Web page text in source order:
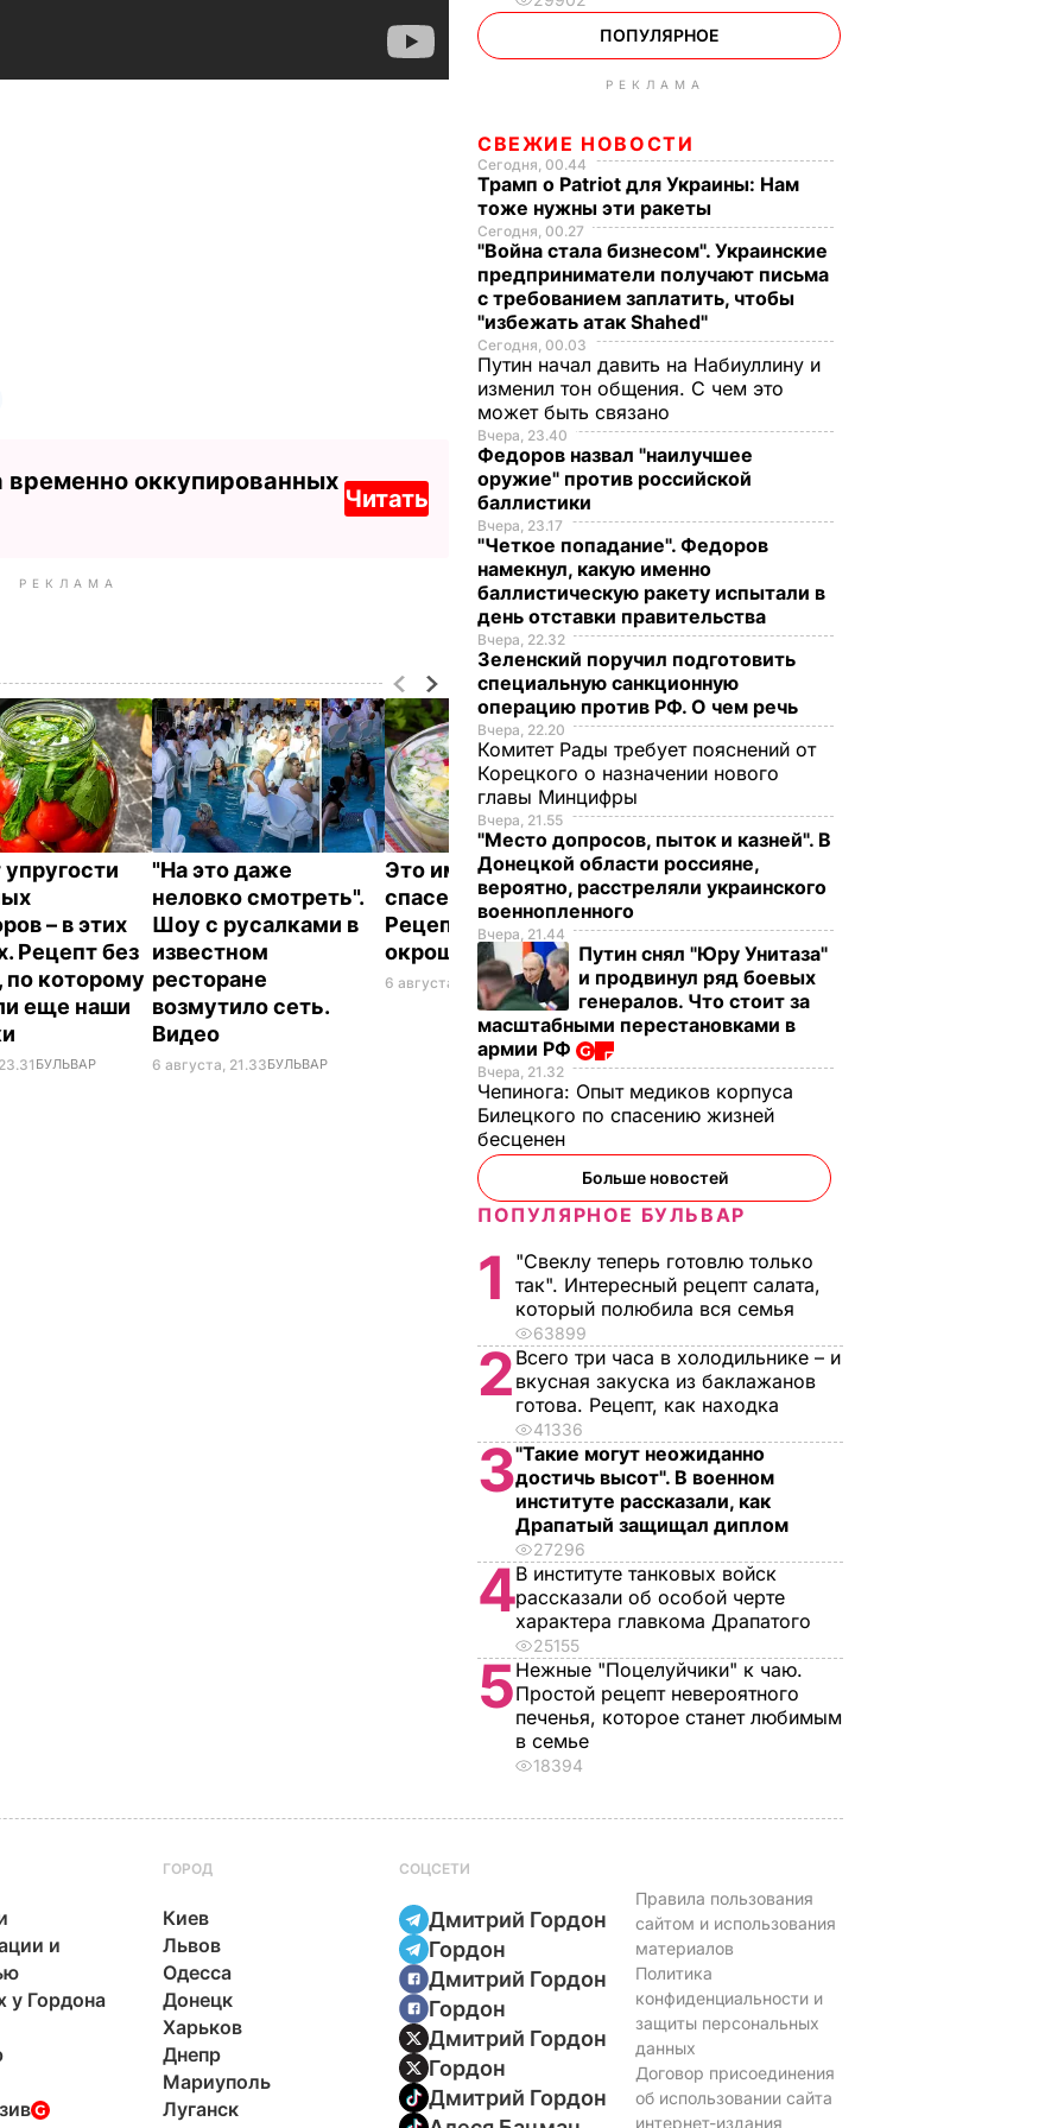
временно оккупированных
Читать
РЕКЛАМА
– в этих
Рецепт без
по которому
еще наши
БУЛЬВАР
"На это даже
неловко смотреть".
Шоу с русалками в
известном
ресторане
возмутило сеть.
Видео
6 августа, 21.33БУЛЬВАР
Это именно то, что
спасет в жару.
Рецепт вкуснейшей
окрошки
6 августа, 18.21БУЛЬВАР
"Хрустящие
снаружи и нежные
внутри". Самые
вкусные жареные
кабачки
6 августа, 18.09БУЛЬВАР
ПОПУЛЯРНОЕ
РЕКЛАМА
СВЕЖИЕ НОВОСТИ
Сегодня, 00.44
Трамп о Patriot для Украины: Нам
тоже нужны эти ракеты
Сегодня, 00.27
"Война стала бизнесом". Украинские
предприниматели получают письма
с требованием заплатить, чтобы
"избежать атак Shahed"
Сегодня, 00.03
Путин начал давить на Набиуллину и
изменил тон общения. С чем это
может быть связано
Вчера, 23.40
Федоров назвал "наилучшее
оружие" против российской
баллистики
Вчера, 23.17
"Четкое попадание". Федоров
намекнул, какую именно
баллистическую ракету испытали в
день отставки правительства
Вчера, 22.32
Зеленский поручил подготовить
специальную санкционную
операцию против РФ. О чем речь
Вчера, 22.20
Комитет Рады требует пояснений от
Корецкого о назначении нового
главы Минцифры
Вчера, 21.55
"Место допросов, пыток и казней". В
Донецкой области россияне,
вероятно, расстреляли украинского
военнопленного
Вчера, 21.44
Путин снял "Юру Унитаза"
и продвинул ряд боевых
генералов. Что стоит за
масштабными перестановками в
армии РФ
Вчера, 21.32
Чепинога: Опыт медиков корпуса
Билецкого по спасению жизней
бесценен
Больше новостей
ПОПУЛЯРНОЕ БУЛЬВАР
1
"Свеклу теперь готовлю только
так". Интересный рецепт салата,
который полюбила вся семья
63899
2 Всего три часа в холодильнике – и
вкусная закуска из баклажанов
готова. Рецепт, как находка
41336
3"Такие могут неожиданно
достичь высот". В военном
институте рассказали, как
Драпатый защищал диплом
27296
4В институте танковых войск
рассказали об особой черте
характера главкома Драпатого
25155
5Нежные "Поцелуйчики" к чаю.
Простой рецепт невероятного
печенья, которое станет любимым
в семье
18394
и
у Гордона
ГОРОД
Киев
Львов
Одесса
Донецк
Харьков
Днепр
Мариуполь
Луганск
СОЦСЕТИ
Дмитрий Гордон
Гордон
Дмитрий Гордон
Гордон
Дмитрий Гордон
Гордон
Дмитрий Гордон
Правила пользования
сайтом и использования
материалов
Политика
конфиденциальности и
защиты персональных
данных
Договор присоединения
об использовании сайта
интернет-издания